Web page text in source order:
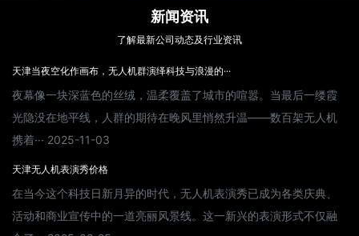
新闻资讯
了解最新公司动态及行业资讯
天津当夜空化作画布，无人机群演绎科技与浪漫的···
夜幕像一块深蓝色的丝绒，温柔覆盖了城市的喧嚣。当最后一缕霞
光隐没在地平线，人群的期待在晚风里悄然升温——数百架无人机
携着··· 2025-11-03
天津无人机表演秀价格
在当今这个科技日新月异的时代，无人机表演秀已成为各类庆典、
活动和商业宣传中的一道亮丽风景线。这一新兴的表演形式不仅融